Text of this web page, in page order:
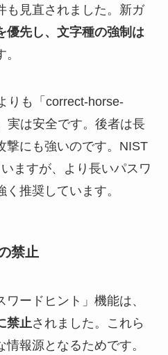
も見直されました。新ガ
優先し、文字種の強制は
りも「correct-horse-
実は安全です。後者は長
撃にも強いのです。NIST
ますが、より長いパスワ
推奨しています。
禁止
ワードヒント」機能は、
禁止されました。これら
報源となるためです。